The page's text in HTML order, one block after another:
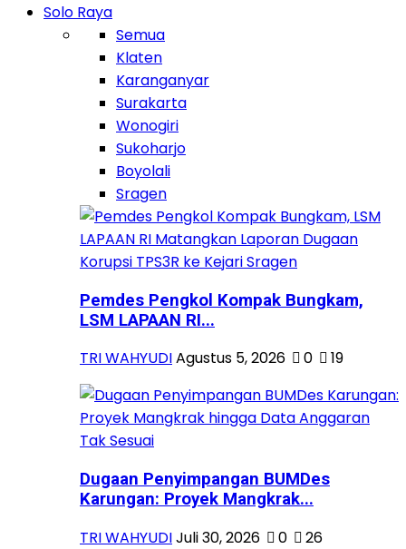
Solo Raya
Semua
Klaten
Karanganyar
Surakarta
Wonogiri
Sukoharjo
Boyolali
Sragen
Pemdes Pengkol Kompak Bungkam,
LSM LAPAAN RI...
TRI WAHYUDIAgustus 5, 2026 0 19
Dugaan Penyimpangan BUMDes
Karungan: Proyek Mangkrak...
TRI WAHYUDIJuli 30, 2026 0 26